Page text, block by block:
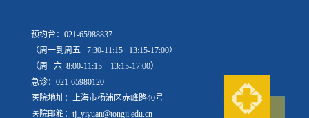
预约台：021-65988837
（周一到周五 7:30-11:15 13:15-17:00）
（周 六 8:00-11:15 13:15-17:00）
急诊：021-65980120
医院地址：上海市杨浦区赤峰路40号
医院邮箱：tj_yiyuan@tongji.edu.cn